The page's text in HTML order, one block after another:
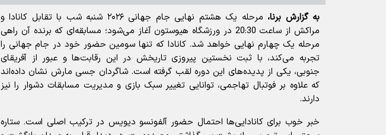
به گزارش برنا،
مرحله یک‌ هشتم نهایی جام جهانی ۲۰۲۶ شنبه شب با تقابل کانادا و
مراکش از ساعت 20:30 در ورزشگاه هیوستون آغاز می‌شود؛ مسابقه‌ای که برنده آن راهی
مرحله یک‌ چهارم نهایی خواهد شد. کانادا که تنها سومین حضور خود در جام جهانی را
تجربه می‌کند، با ثبت نخستین پیروزی تاریخش در این رقابت‌ها و عبور از آفریقای
جنوبی، یکی از پدیده‌های این دوره لقب گرفته است. شاگردان جسی مارش نشان داده‌اند
که علاوه بر فوتبال تهاجمی، توانایی تغییر سبک بازی و مدیریت مسابقات دشوار را نیز
دارند.
خبر خوب برای کانادایی‌ها احتمال حضور آلفونسو دیویس در ترکیب اصلی است. ستاره